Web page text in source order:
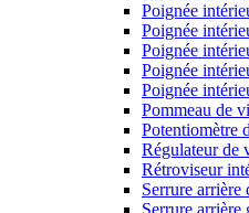
Poignée
Poignée
Poignée
Poignée
Poignée
Pommeau de
Potentiomètre
Régulateur de
Rétroviseur
Serrure arrière
Serrure arrière